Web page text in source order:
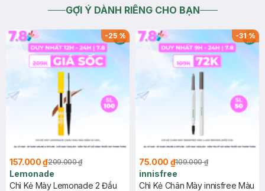
GỢI Ý DÀNH RIÊNG CHO BẠN
-25%
157.000 ₫209.000 ₫
Lemonade
Chì Kẻ Mày Lemonade 2 Đầu
-31%
75.000 ₫109.000 ₫
innisfree
Chì Kẻ Chân Mày innisfree Màu